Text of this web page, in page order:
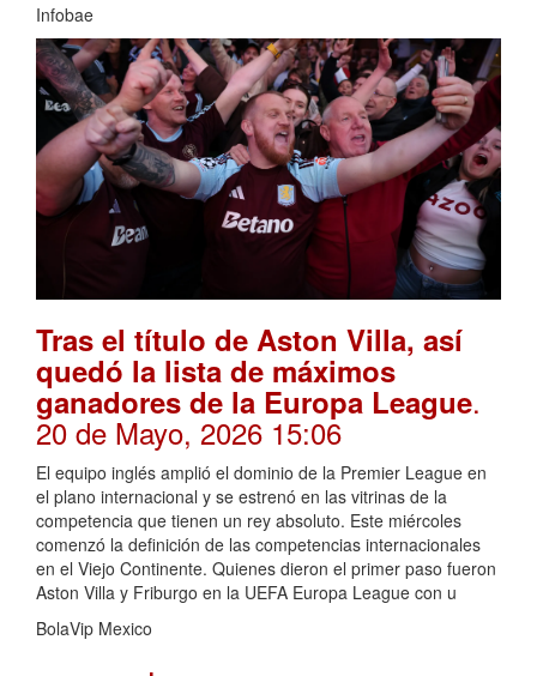
Infobae
Tras el título de Aston Villa, así
quedó la lista de máximos
ganadores de la Europa League.
20 de Mayo, 2026 15:06
El equipo inglés amplió el dominio de la Premier League en
el plano internacional y se estrenó en las vitrinas de la
competencia que tienen un rey absoluto. Este miércoles
comenzó la definición de las competencias internacionales
en el Viejo Continente. Quienes dieron el primer paso fueron
Aston Villa y Friburgo en la UEFA Europa League con u
BolaVip Mexico